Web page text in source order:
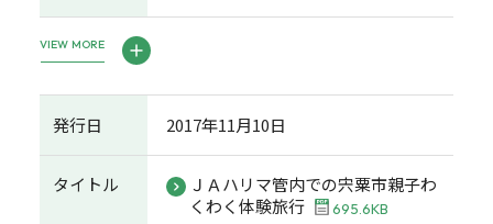
VIEW MORE
発行日 2017年11月10日
タイトル
ＪＡハリマ管内での宍粟市親子わ
くわく体験旅行
695.6KB